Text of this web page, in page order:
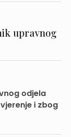
upravnog
odjela
i zbog